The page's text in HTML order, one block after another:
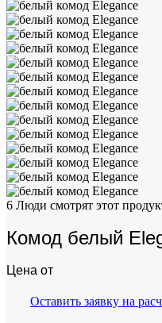
6 Люди смотрят этот
Комод белый
Цена от
Оставить заявку на